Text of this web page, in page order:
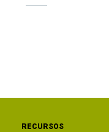
RECURSOS